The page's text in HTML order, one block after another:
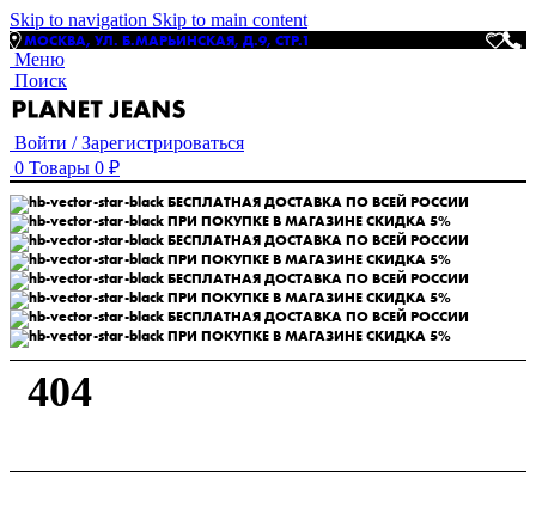
Skip to navigation Skip to main content
МОСКВА, УЛ. Б.МАРЬИНСКАЯ, Д.9, СТР.1
Меню
Поиск
Войти / Зарегистрироваться
0 Товары 0 ₽
БЕСПЛАТНАЯ ДОСТАВКА ПО ВСЕЙ РОССИИ
ПРИ ПОКУПКЕ В МАГАЗИНЕ СКИДКА 5%
БЕСПЛАТНАЯ ДОСТАВКА ПО ВСЕЙ РОССИИ
ПРИ ПОКУПКЕ В МАГАЗИНЕ СКИДКА 5%
БЕСПЛАТНАЯ ДОСТАВКА ПО ВСЕЙ РОССИИ
ПРИ ПОКУПКЕ В МАГАЗИНЕ СКИДКА 5%
БЕСПЛАТНАЯ ДОСТАВКА ПО ВСЕЙ РОССИИ
ПРИ ПОКУПКЕ В МАГАЗИНЕ СКИДКА 5%
404